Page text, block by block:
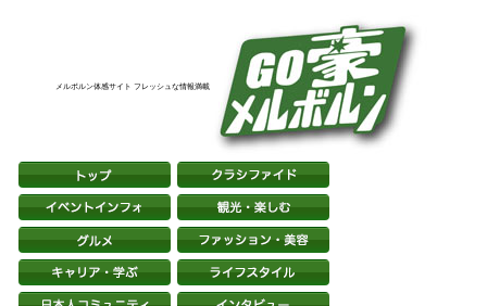
メルボルン体感サイト フレッシュな情報満載